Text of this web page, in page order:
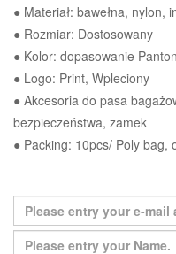
● Materiał: bawełna, nylon,
● Rozmiar: Dostosowany
● Kolor: dopasowanie
● Logo: Print, Wpleciony
● Akcesoria do pasa
bezpieczeństwa, zamek
● Packing: 10pcs/ Poly bag,